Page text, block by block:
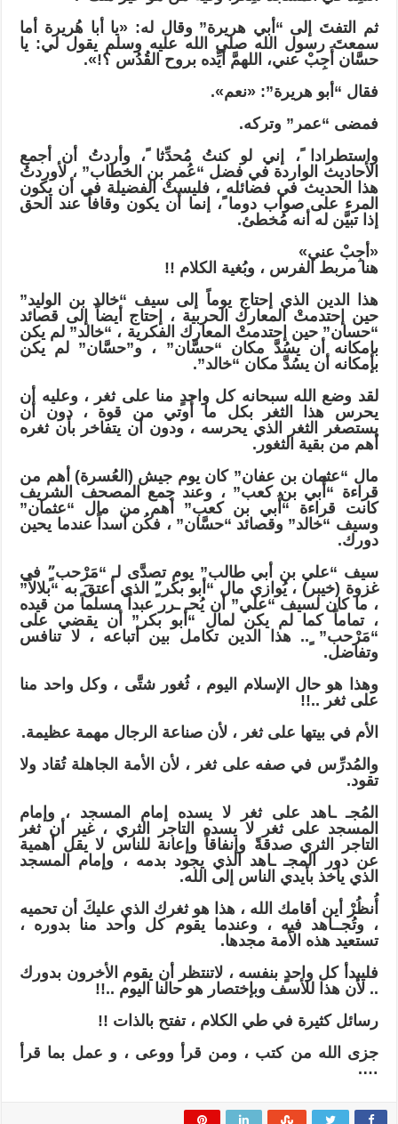
ثم التفتَ إلى “أبي هريرة” وقال له: «يا أبا هُريرة أما
سمعتَ رسول الله صلى الله عليه وسلم يقول لي: يا
حسَّان أَجِبْ عني، اللهمَّ أيِّده بروح القُدُس ؟!».
فقال “أبو هريرة”: «نعم».
فمضى “عمر” وتركه.
واستطرادا ً، إني لو كنتُ مُحدِّثا ً، وأردتُ أن أجمع
الأحاديث الواردة في فضل “عُمر بن الخطاب” ، لأوردتُ
هذا الحديث في فضائله ، فليستْ الفضيلة في أن يكون
المرء على صواب دوما ً، إنما أن يكون وقافاً عند الحق
إذا تبيَّن له أنه مُخطئ.
«أجِبْ عني»
هنا مربط الفرس ، وبُغية الكلام !!
هذا الدين الذي إحتاج يوماً إلى سيف “خالد بن الوليد”
حين إحتدمتْ المعارك الحربية ، إحتاج أيضاً إلى قصائد
“حسان” حين إحتدمتْ المعارك الفكرية ، “خالد” لم يكن
بإمكانه أن يسُدَّ مكان “حسَّان” ، و”حسَّان” لم يكن
بإمكانه أن يسُدَّ مكان “خالد”.
لقد وضع الله سبحانه كل واحدٍ منا على ثغر ، وعليه أن
يحرس هذا الثغر بكل ما أُوتي من قوة ، دون أن
يستصغر الثغر الذي يحرسه ، ودون أن يتفاخر بأن ثغره
أهم من بقية الثغور.
مال “عثمان بن عفان” كان يوم جيش (العُسرة) أهم من
قراءة “أُبي بن كعب” ، وعند جمع المصحف الشريف
كانت قراءة “أُبي بن كعب” أهم من مال “عثمان”
وسيف “خالد” وقصائد “حسَّان” ، فكُن أسداً عندما يحين
دورك.
سيف “علي بن أبي طالب” يوم تصدَّى لـ “مَرْحب”ٍ في
غزوة (خيبر) ، يُوازي مال “أبو بكر”ٍ الذي أعتقَ به “بلالاً”
، ما كان لسيف “علي” أن يُحـ ـرر عبداً مسلماً من قيده
، تماماً كما لم يكن لمال “أبو بكر” أن يقضي على
“مَرْحب” ٍ.. هذا الدين تكامل بين أتباعه ، لا تنافس
وتفاضل.
وهذا هو حال الإسلام اليوم ، ثُغور شتَّى ، وكل واحد منا
على ثغر ..!!
الأم في بيتها على ثغر ، لأن صناعة الرجال مهمة عظيمة.
والمُدرِّس في صفه على ثغر ، لأن الأمة الجاهلة تُقاد ولا
تقود.
المُجـ ـاهد على ثغر لا يسده إمام المسجد ، وإمام
المسجد على ثغر لا يسده التاجر الثري ، غير أن ثغر
التاجر الثري صدقةً وإنفاقاً وإعانة للناس لا يقل أهمية
عن دور المجـ ـاهد الذي يجود بدمه ، وإمام المسجد
الذي يأخذ بأيدي الناس إلى الله.
أُنظُرْ أين أقامك الله ، هذا هو ثغرك الذي عليكَ أن تحميه
، وتُجــاهد فيه ، وعندما يقوم كل واحد منا بدوره ،
تستعيد هذه الأمة مجدها.
فليبدأ كل واحدٍ بنفسه ، لاتنتظر أن يقوم الأخرون بدورك
.. لأن هذا للأسف وبإختصار هو حالنا اليوم ..!!
رسائل كثيرة في طي الكلام ، تفتح بالذات !!
جزى الله من كتب ، ومن قرأ ووعى ، و عمل بما قرأ
….